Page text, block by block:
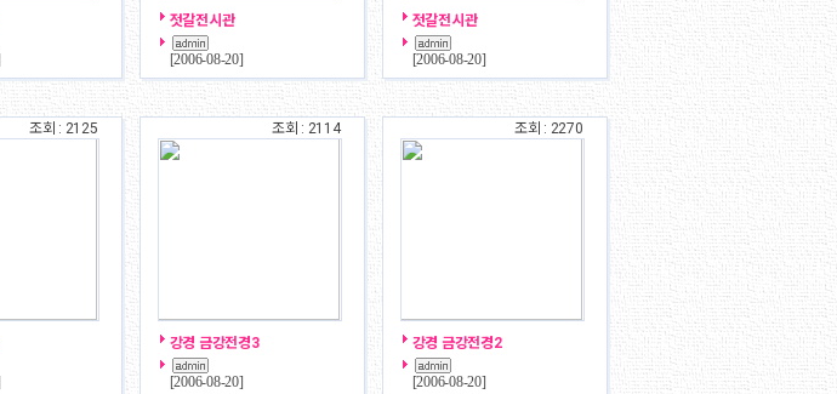
젓갈전시관
[2006-08-20]
젓갈전시관
[2006-08-20]
조회 : 2125 조회 : 2114
강경 금강전경3
[2006-08-20]
조회 : 2270
강경 금강전경2
[2006-08-20]